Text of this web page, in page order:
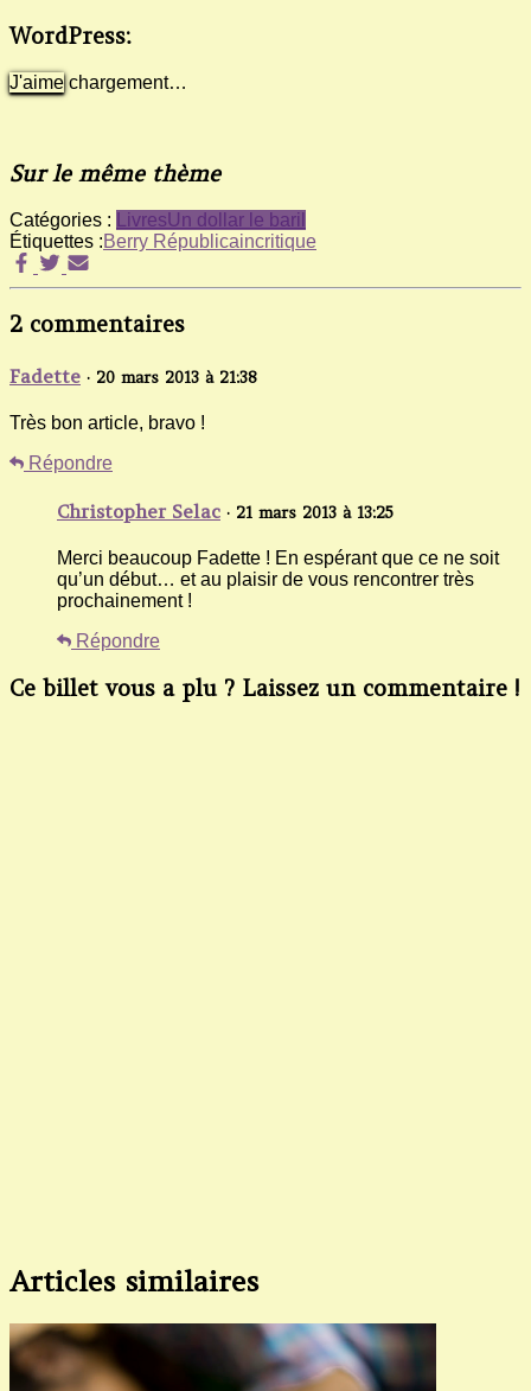
WordPress:
J'aime chargement…
Sur le même thème
Catégories : LivresUn dollar le baril
Étiquettes :Berry Républicaincritique
2 commentaires
Fadette · 20 mars 2013 à 21:38
Très bon article, bravo !
Répondre
Christopher Selac · 21 mars 2013 à 13:25
Merci beaucoup Fadette ! En espérant que ce ne soit
qu’un début… et au plaisir de vous rencontrer très
prochainement !
Répondre
Ce billet vous a plu ? Laissez un commentaire !
Articles similaires